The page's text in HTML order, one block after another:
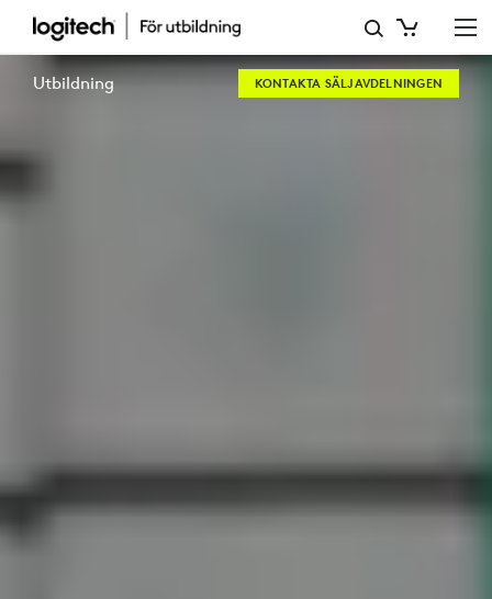
LÖSNINGAR
FÖR
I
KLASSRUMMET
Utbildning KONTAKTA SÄLJAVDELNINGEN